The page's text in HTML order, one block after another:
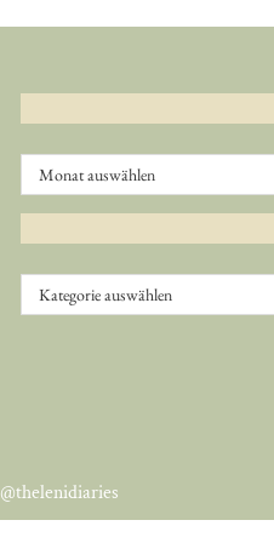
Archiv
Kategorien
@thelenidiaries